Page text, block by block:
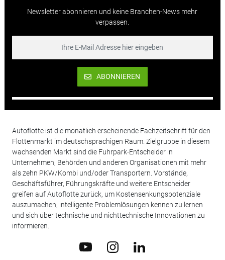
Newsletter abonnieren und keine Branchen-News mehr
verpassen.
ABONNIEREN
Autoflotte ist die monatlich erscheinende Fachzeitschrift für den
Flottenmarkt im deutschsprachigen Raum. Zielgruppe in diesem
wachsenden Markt sind die Fuhrpark-Entscheider in
Unternehmen, Behörden und anderen Organisationen mit mehr
als zehn PKW/Kombi und/oder Transportern. Vorstände,
Geschäftsführer, Führungskräfte und weitere Entscheider
greifen auf Autoflotte zurück, um Kostensenkungspotenziale
auszumachen, intelligente Problemlösungen kennen zu lernen
und sich über technische und nichttechnische Innovationen zu
informieren.